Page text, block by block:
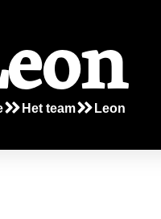
Het team Leon